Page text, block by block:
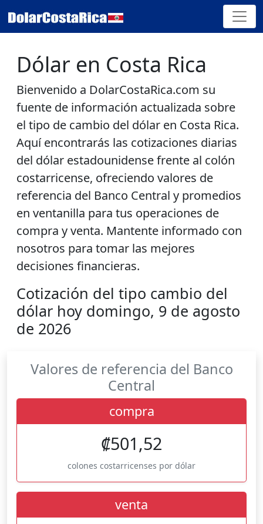
Dólar en Costa Rica
Bienvenido a DolarCostaRica.com su
fuente de información actualizada sobre
el tipo de cambio del dólar en Costa Rica.
Aquí encontrarás las cotizaciones diarias
del dólar estadounidense frente al colón
costarricense, ofreciendo valores de
referencia del Banco Central y promedios
en ventanilla para tus operaciones de
compra y venta. Mantente informado con
nosotros para tomar las mejores
decisiones financieras.
Cotización del tipo cambio del
dólar hoy domingo, 9 de agosto
de 2026
Valores de referencia del Banco
Central
compra
₡501,52
colones costarricenses por dólar
venta